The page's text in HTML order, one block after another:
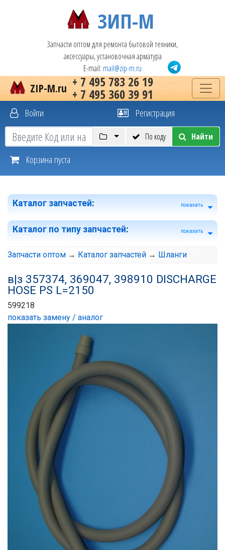
ЗИП-М
Запчасти оптом для ремонта бытовой техники,
аксессуары, установочная арматура
E-mail: mail@zip-m.ru
+ 7 495 783 26 19
+ 7 495 360 39 91
ZIP-M.ru
Войти Регистрация
По коду Найти
Корзина пуста
Каталог запчастей: показать
Каталог по типу запчастей: показать
Запчасти оптом → Каталог запчастей → Шланги
в|з 357374, 369047, 398910 DISCHARGE
HOSE PS L=2150
599218
показать замену / аналог